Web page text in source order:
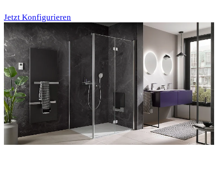
Jetzt Konfigurieren